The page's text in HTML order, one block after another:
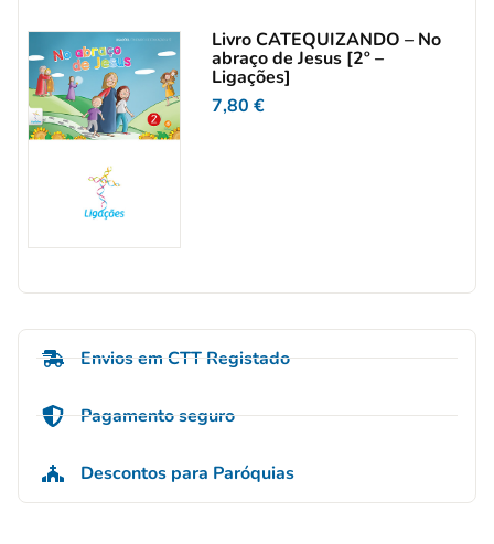
Livro CATEQUIZANDO – No
abraço de Jesus [2º –
Ligações]
7,80€
Envios em CTT Registado
Pagamento seguro
Descontos para Paróquias